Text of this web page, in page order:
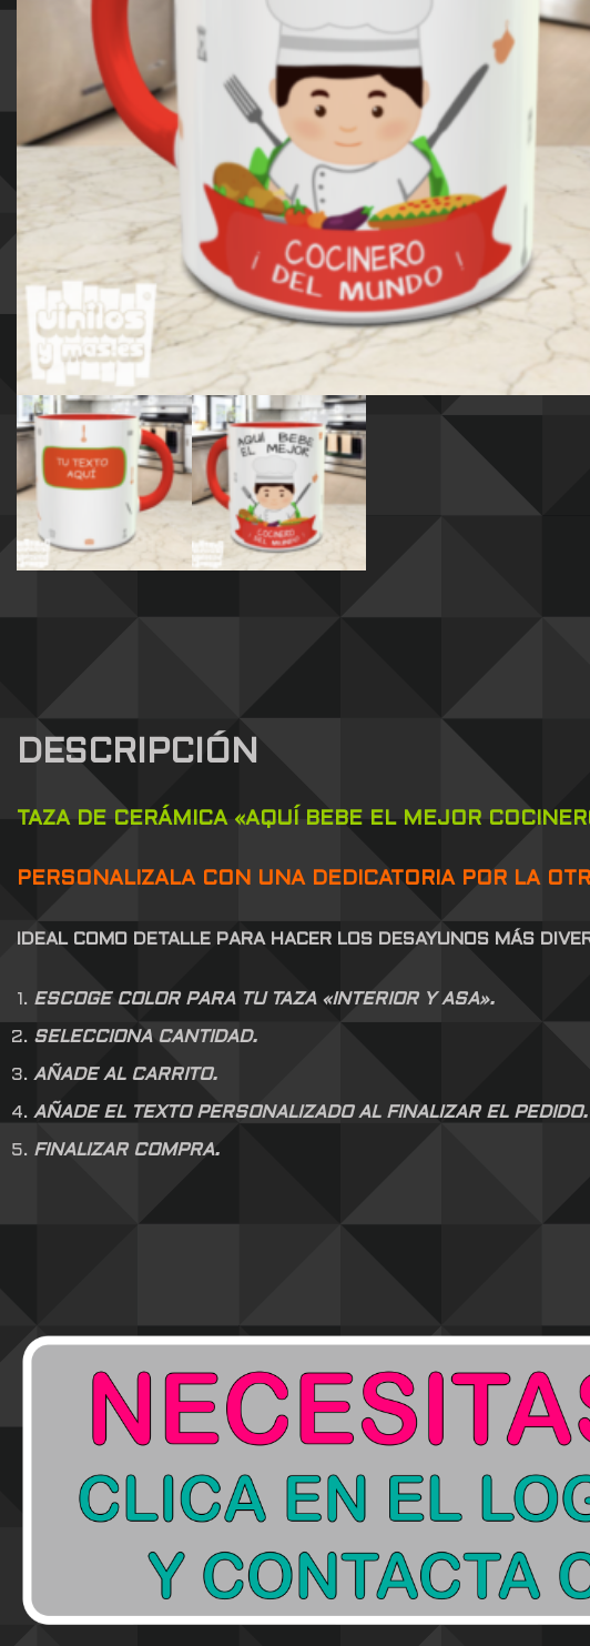
DESCRIPCIÓN
TAZA DE CERÁMICA «AQUÍ BEBE EL MEJOR
PERSONALIZALA CON UNA DEDICATORIA POR LA
IDEAL COMO DETALLE PARA HACER LOS DESAYUNOS MÁS
ESCOGE COLOR PARA TU TAZA «INTERIOR Y ASA».
SELECCIONA CANTIDAD.
AÑADE AL CARRITO.
AÑADE EL TEXTO PERSONALIZADO AL FINALIZAR EL PEDIDO.
FINALIZAR COMPRA.